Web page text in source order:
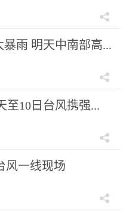
雨 明天中南部高...
至10日台风携强...
风一线现场